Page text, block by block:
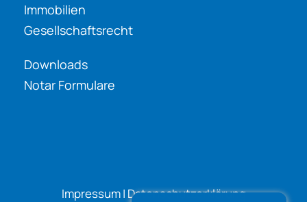
Immobilien
Gesellschaftsrecht
Downloads
Notar Formulare
Impressum| Datenschutzerklärung